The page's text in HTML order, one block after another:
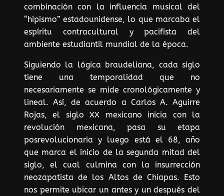
combinación con la influencia musical del
“hipismo” estadounidense, lo que marcaba el
espíritu contracultural y pacifista del
ambiente estudiantil mundial de la época.
Siguiendo la lógica braudeliana, cada siglo
tiene una temporalidad que no
necesariamente se mide cronológicamente y
lineal. Así, de acuerdo a Carlos A. Aguirre
Rojas, el siglo XX mexicano inicia con la
revolución mexicana, pasa su etapa
posrevolucionaria y luego está el 68, año
que marca el inicio de la segunda mitad del
siglo, el cual culmina con la insurrección
neozapatista de los Altos de Chiapas. Esto
nos permite ubicar un antes y un después del